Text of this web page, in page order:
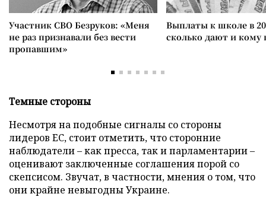
Участник СВО Безруков: «Меня
не раз признавали без вести
пропавшим»
Выплаты к школе в
сколько дают и
Темные стороны
Несмотря на подобные сигналы со стороны
лидеров ЕС, стоит отметить, что сторонние
наблюдатели – как пресса, так и парламентарии –
оценивают заключенные соглашения порой со
скепсисом. Звучат, в частности, мнения о том, что
они крайне невыгодны Украине.